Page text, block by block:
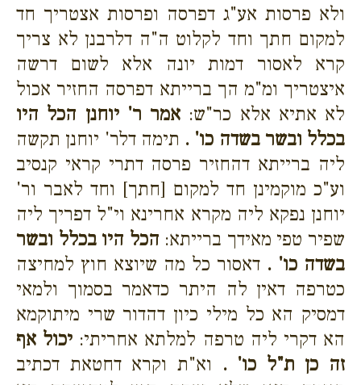
ולא פרסות אע"ג דפרסה ופרסות אצטריך חד
למקום חתך וחד לקלוט ה"ה דלרבנן לא צריך
קרא לאסור דמות יונה אלא לשום דרשה
איצטריך ומ"מ הך ברייתא דפרסה החזיר אכול
לא אתיא אלא כר"ש: אמר ר' יוחנן הכל היו
בכלל ובשר בשדה כו' . תימה דלר' יוחנן תקשה
ליה ברייתא דהחזיר פרסה דתרי קראי קנסיב
וע"כ מוקמינן חד למקום [חתך] וחד לאבר ור'
יוחנן נפקא ליה מקרא אחרינא וי"ל דפריך ליה
שפיר טפי מאידך ברייתא: הכל היו בכלל ובשר
בשדה כו' . דאסור כל מה שיוצא חוץ למחיצה
כטרפה דאין לה היתר כדאמר בסמוך ולמאי
דמסיק הא כל מילי כיון דהדור שרי מיתוקמא
הא דקרי ליה טרפה למלתא אחריתי: יכול אף
זה כן ת"ל כו' . וא"ת וקרא דחטאת דכתיב